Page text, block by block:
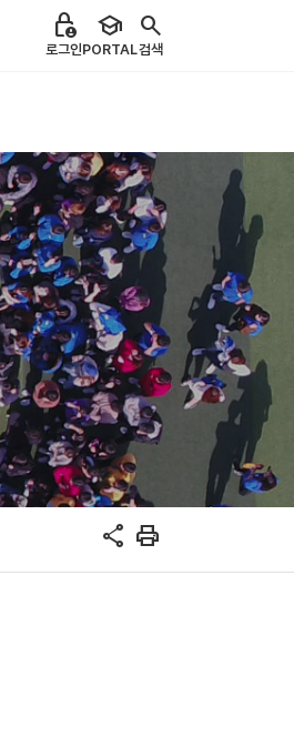
lock_person
로그인
school
PORTAL
search
검색
share print